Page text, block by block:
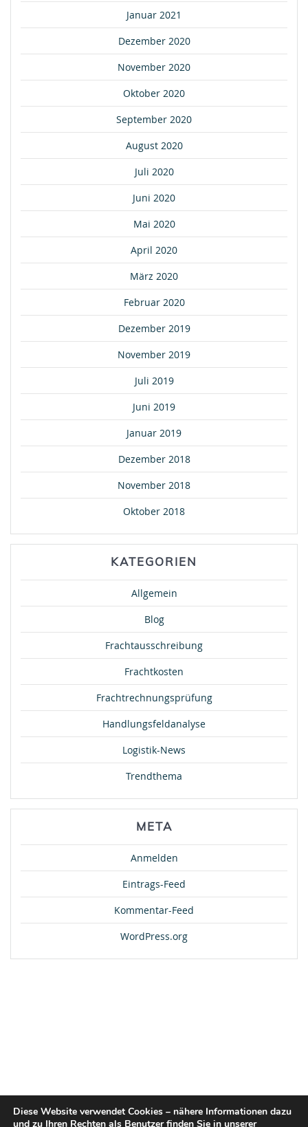
Januar 2021
Dezember 2020
November 2020
Oktober 2020
September 2020
August 2020
Juli 2020
Juni 2020
Mai 2020
April 2020
März 2020
Februar 2020
Dezember 2019
November 2019
Juli 2019
Juni 2019
Januar 2019
Dezember 2018
November 2018
Oktober 2018
KATEGORIEN
Allgemein
Blog
Frachtausschreibung
Frachtkosten
Frachtrechnungsprüfung
Handlungsfeldanalyse
Logistik-News
Trendthema
META
Anmelden
Eintrags-Feed
Kommentar-Feed
WordPress.org
Diese Website verwendet Cookies – nähere Informationen dazu
und zu Ihren Rechten als Benutzer finden Sie in unserer